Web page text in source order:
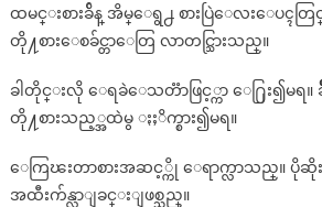
ထမင္းစားခ်ိန္ အိမ္ေရွ႕ စားပြဲေလးေပၚတြ
တို႔စားေစခ်င္တာေတြ လာတင္သြားသည္။
ခါတိုင္းလို ေရခဲေသတၱာဖြင့္ကာ ေ႐ြး၍မရ။
တို႔စားသည့္အထဲမွ ႏႈိက္စား၍မရ။
ေကြၽးတာစားအဆင့္ကို ေရာက္လာသည္။ ပို
အထီးက်န္လာျခင္းျဖစ္သည္။